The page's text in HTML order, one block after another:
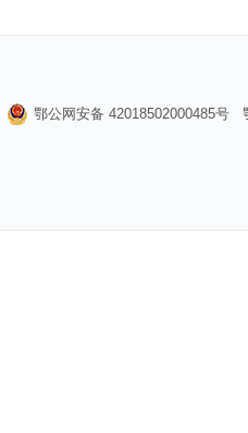
鄂公网安备 42018502000485号